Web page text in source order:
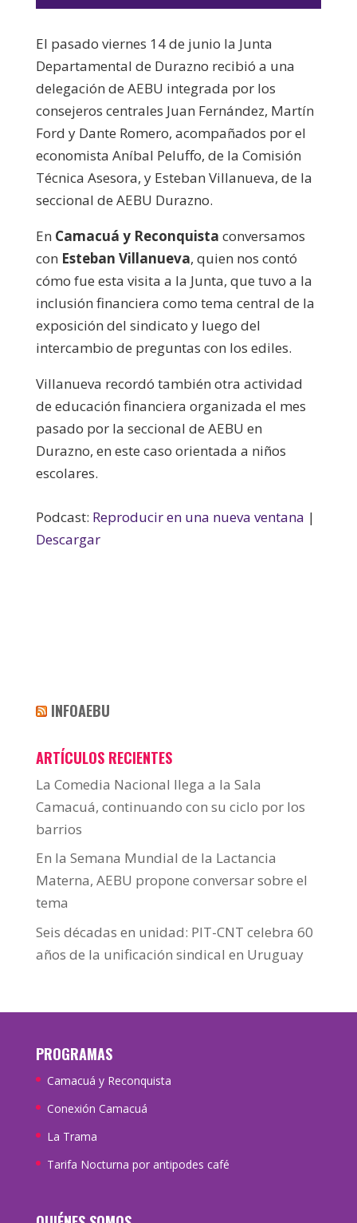
El pasado viernes 14 de junio la Junta
Departamental de Durazno recibió a una
delegación de AEBU integrada por los
consejeros centrales Juan Fernández, Martín
Ford y Dante Romero, acompañados por el
economista Aníbal Peluffo, de la Comisión
Técnica Asesora, y Esteban Villanueva, de la
seccional de AEBU Durazno.
En Camacuá y Reconquista conversamos
con Esteban Villanueva, quien nos contó
cómo fue esta visita a la Junta, que tuvo a la
inclusión financiera como tema central de la
exposición del sindicato y luego del
intercambio de preguntas con los ediles.
Villanueva recordó también otra actividad
de educación financiera organizada el mes
pasado por la seccional de AEBU en
Durazno, en este caso orientada a niños
escolares.
Podcast: Reproducir en una nueva ventana |
Descargar
INFOAEBU
ARTÍCULOS RECIENTES
La Comedia Nacional llega a la Sala
Camacuá, continuando con su ciclo por los
barrios
En la Semana Mundial de la Lactancia
Materna, AEBU propone conversar sobre el
tema
Seis décadas en unidad: PIT-CNT celebra 60
años de la unificación sindical en Uruguay
PROGRAMAS
Camacuá y Reconquista
Conexión Camacuá
La Trama
Tarifa Nocturna por antipodes café